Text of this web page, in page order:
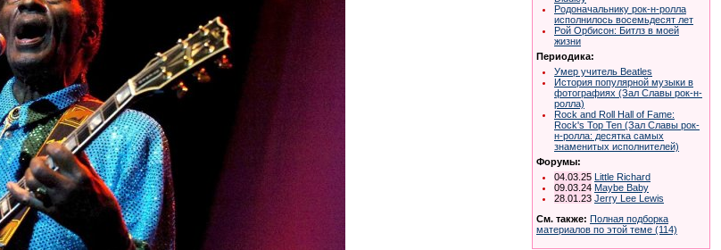
Родоначальнику рок-н-ролла
исполнилось восемьдесят лет
Рой Орбисон: Битлз в моей
жизни
Периодика:
Умер учитель Beatles
История популярной музыки в
фотографиях (Зал Славы рок-н-
ролла)
Rock and Roll Hall of Fame:
Rock's Top Ten (Зал Славы рок-
н-ролла: десятка самых
знаменитых исполнителей)
Форумы:
04.03.25 Little Richard
09.03.24 Maybe Baby
28.01.23 Jerry Lee Lewis
См. также: Полная подборка
материалов по этой теме (114)